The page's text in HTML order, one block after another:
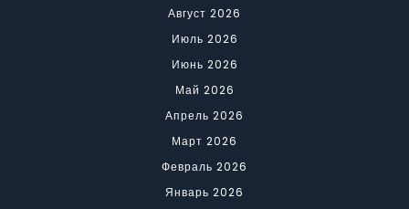
Август 2026
Июль 2026
Июнь 2026
Май 2026
Апрель 2026
Март 2026
Февраль 2026
Январь 2026